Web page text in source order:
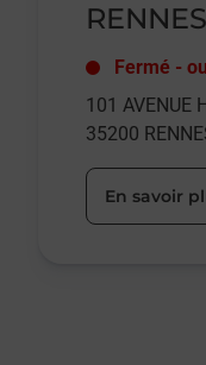
Fermé -
101 AVENUE
35200
En savoir